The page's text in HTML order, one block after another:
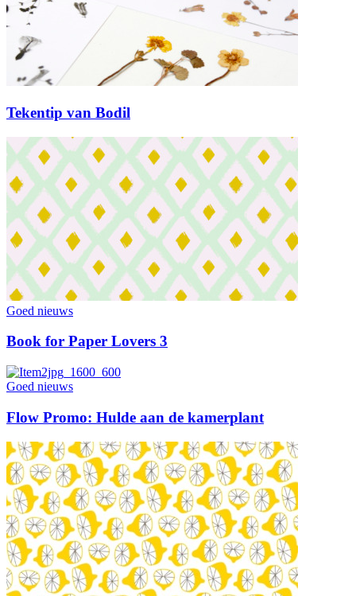
Tekentip van Bodil
Goed nieuws
Book for Paper Lovers 3
Goed nieuws
Flow Promo: Hulde aan de kamerplant